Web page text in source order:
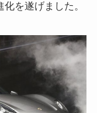
を遂げました。